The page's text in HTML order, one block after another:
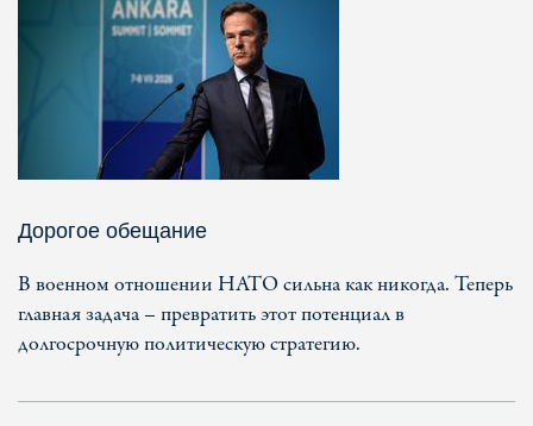
Дорогое обещание
В военном отношении НАТО сильна как никогда. Теперь
главная задача – превратить этот потенциал в
долгосрочную политическую стратегию.